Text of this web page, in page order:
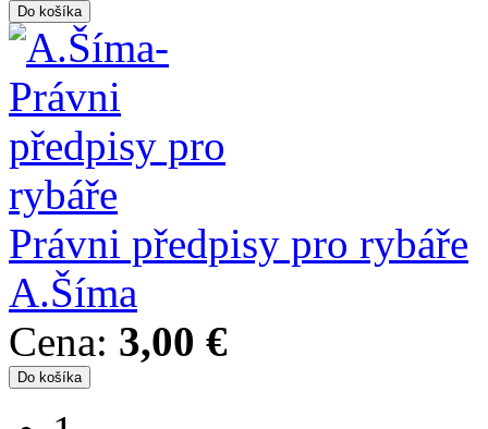
Právni předpisy pro rybáře
A.Šíma
Cena: 3,00 €